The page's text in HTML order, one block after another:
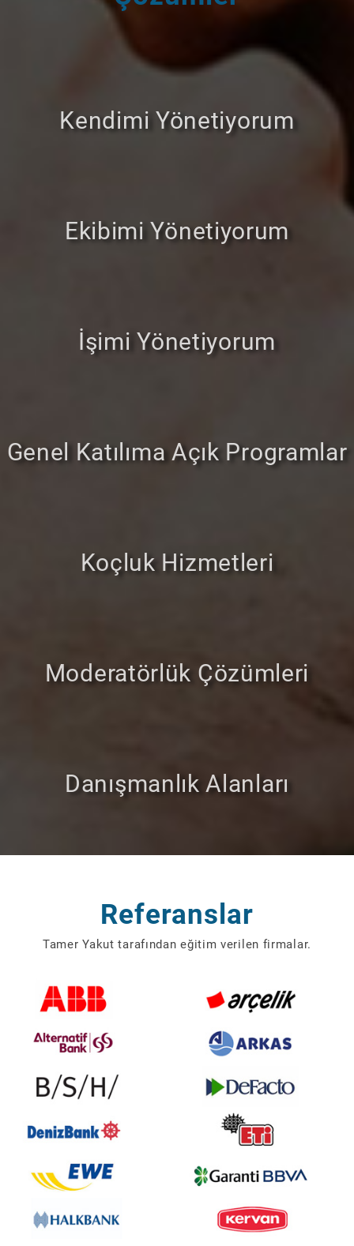
Kendimi Yönetiyorum
Ekibimi Yönetiyorum
İşimi Yönetiyorum
Genel Katılıma Açık Programlar
Koçluk Hizmetleri
Moderatörlük Çözümleri
Danışmanlık Alanları
Referanslar
Tamer Yakut tarafından eğitim verilen firmalar.